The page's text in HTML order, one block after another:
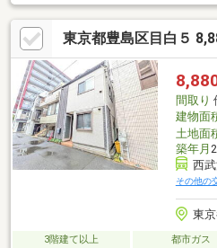
にも洗面台があり、朝の忙しい時間
ん！■各居室二面採光・収納スペー
歩7分・板橋第二中学校まで徒歩10
面道路は車通りも少なく、安全です
物施設も充実しています！～2026年
～・フローリング上貼り・クロス全
浴室、洗面台新調・給湯器新調等
東京都豊島区目白５
間取り
建物面
土地面
築年月
西
その他の
東
3階建て以上 都市ガス